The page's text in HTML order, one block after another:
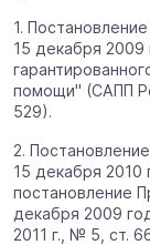
1.
15 декабря
помощи" (САПП
529).
2.
15 декабря
постановление
декабря 2009
2011 г., № 5, ст.